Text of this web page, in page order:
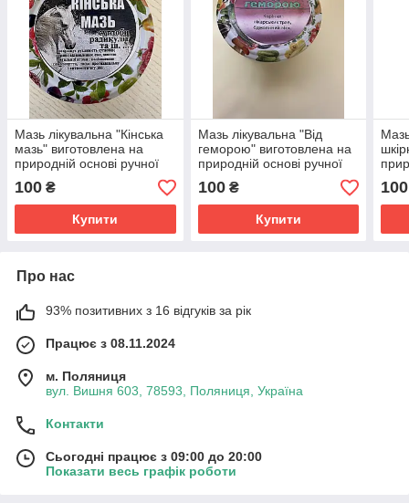
Мазь лікувальна "Кінська
мазь" виготовлена на
природній основі ручної
роботи суглоби радикуліт
100 ₴
Купити
Мазь лікувальна "Від
геморою" виготовлена на
природній основі ручної
100₴
Купити
100
Про нас
93% позитивних з 16 відгуків за рік
Працює з 08.11.2024
м. Поляниця
вул. Вишня 603, 78593, Поляниця, Україна
Контакти
Сьогодні працює з 09:00 до 20:00
Показати весь графік роботи